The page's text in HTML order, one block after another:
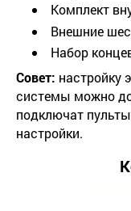
Комплект
Внешние
Набор
Совет: настройку
системы можно
подключат
настройки.